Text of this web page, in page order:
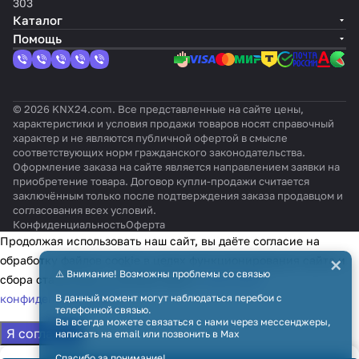
303
Каталог
Помощь
© 2026 KNX24.com. Все представленные на сайте цены,
характеристики и условия продажи товаров носят справочный
характер и не являются публичной офертой в смысле
соответствующих норм гражданского законодательства.
Оформление заказа на сайте является направлением заявки на
приобретение товара. Договор купли-продажи считается
заключённым только после подтверждения заказа продавцом и
согласования всех условий.
КонфиденциальностьОферта
⚠️ Внимание! Возможны проблемы со связью
В данный момент могут наблюдаться перебои с
телефонной связью.
Вы всегда можете связаться с нами через мессенджеры,
написать на email или позвонить в Max
×
Продолжая использовать наш сайт, вы даёте согласие на
обработку файлов cookie в целях функционирования сайта и
сбора статистики в соответствии сполитикой
конфиденциальности
Я согласен